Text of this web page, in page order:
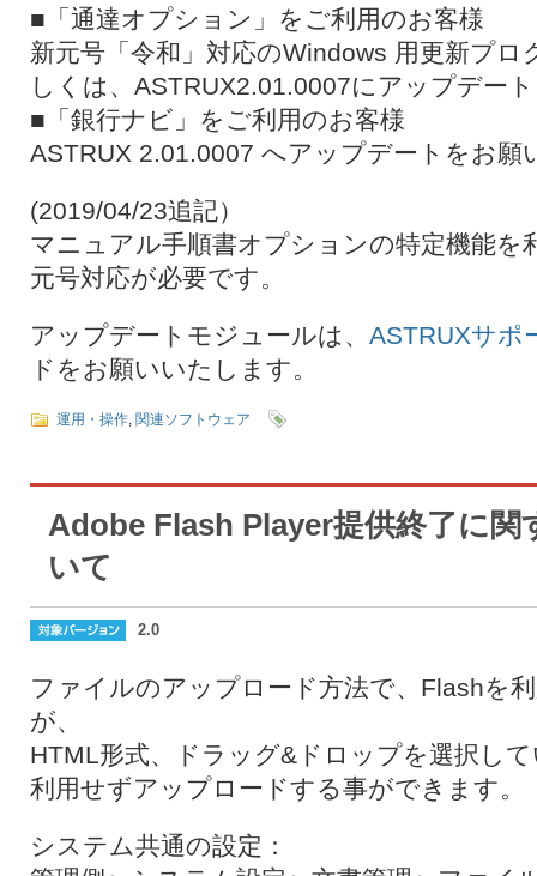
■「通達オプション」をご利用のお客様
新元号「令和」対応のWindows 用更新プ
しくは、ASTRUX2.01.0007にアップデー
■「銀行ナビ」をご利用のお客様
ASTRUX 2.01.0007 へアップデートをお願
(2019/04/23追記）
マニュアル手順書オプションの特定機能を
元号対応が必要です。
アップデートモジュールは、 ASTRUXサポ
ドをお願いいたします。
運用・操作, 関連ソフトウェア
Adobe Flash Player提供終了に関
いて
2.0
ファイルのアップロード方法で、Flashを
が、
HTML形式、ドラッグ&ドロップを選択し
利用せずアップロードする事ができます。
システム共通の設定：